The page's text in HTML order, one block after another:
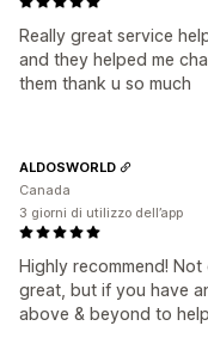
Really great service
and they helped me
them thank u so much
Highly recommend!
great, but if you have
above & beyond to
ALDOSWORLD
Canada
3 giorni di utilizzo dell’app